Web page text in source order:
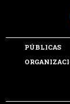
PÚBLICAS